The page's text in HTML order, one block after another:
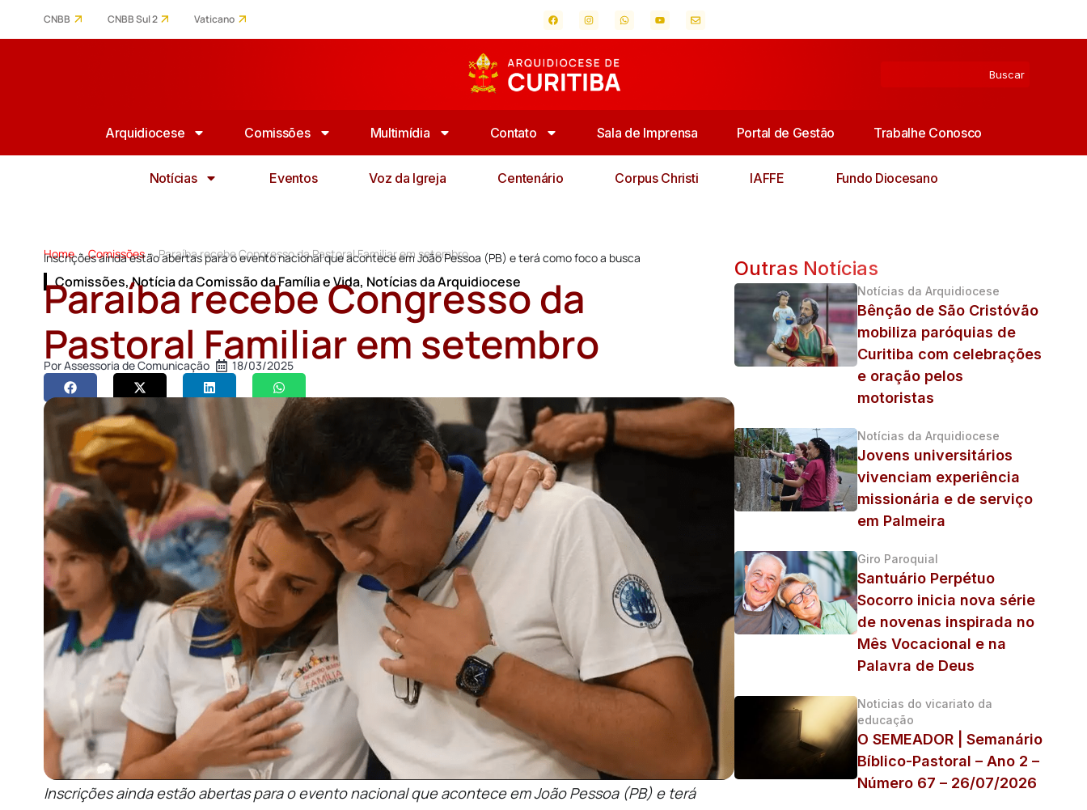
CNBB CNBB Sul 2 Vaticano
Arquidiocese Comissões Multimídia Contato Sala de Imprensa Portal de Gestão Trabalhe Conosco
Notícias Eventos Voz da Igreja Centenário Corpus Christi IAFFE Fundo Diocesano
Home > Comissões > Paraíba recebe Congresso da Pastoral Familiar em setembro
Inscrições ainda estão abertas para o evento nacional que acontece em João Pessoa (PB) e terá como foco a busca
Comissões,Notícia da Comissão da Família e Vida, Notícias da Arquidiocese
Paraíba recebe Congresso da
Pastoral Familiar em setembro
PorAssessoria de Comunicação 18/03/2025
Inscrições ainda estão abertas para o evento nacional que acontece em João Pessoa (PB) e terá
Outras Notícias
Notícias da Arquidiocese
Bênção de São Cristóvão
mobiliza paróquias de
Curitiba com celebrações
e oração pelos
motoristas
Notícias da Arquidiocese
Jovens universitários
vivenciam experiência
missionária e de serviço
em Palmeira
Giro Paroquial
Santuário Perpétuo
Socorro inicia nova série
de novenas inspirada no
Mês Vocacional e na
Palavra de Deus
Noticias do vicariato da
educação
O SEMEADOR | Semanário
Bíblico-Pastoral – Ano 2 –
Número 67 – 26/07/2026